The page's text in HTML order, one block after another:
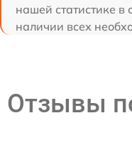
нашей статистике
наличии всех
Отзывы